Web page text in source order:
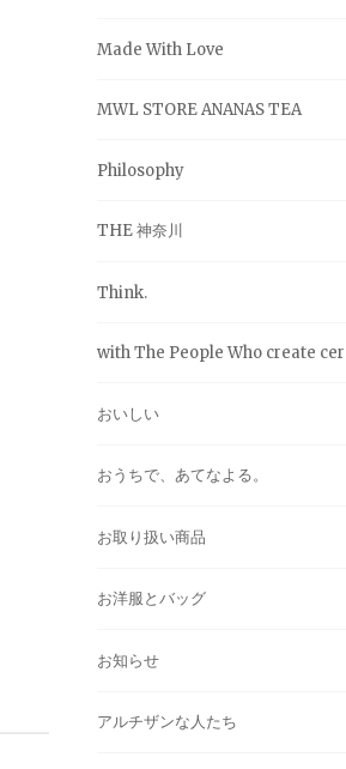
Made With Love
MWL STORE ANANAS TEA
Philosophy
THE 神奈川
Think.
with The People Who create
おいしい
おうちで、あてなよる。
お取り扱い商品
お洋服とバッグ
お知らせ
アルチザンな人たち